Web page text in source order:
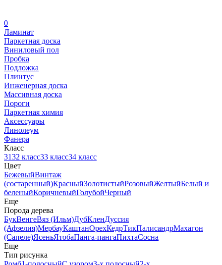
0
Ламинат
Паркетная доска
Виниловый пол
Пробка
Подложка
Плинтус
Инженерная доска
Массивная доска
Пороги
Паркетная химия
Аксессуары
Линолеум
Фанера
Класс
3132 класс33 класс34 класс
Цвет
БежевыйВинтаж
(состаренный)КрасныйЗолотистыйРозовыйЖелтыйБелый и
беленыйКоричневыйГолубойЧерный
Еще
Порода дерева
БукВенгеВяз (Ильм)ДубКленДуссия
(Афзелия)МербауКаштанОрехКедрТикПалисандрМахагон
(Сапеле)ЯсеньЯтобаПанга-пангаПихтаСосна
Еще
Тип рисунка